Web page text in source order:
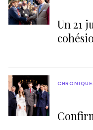
Un 21